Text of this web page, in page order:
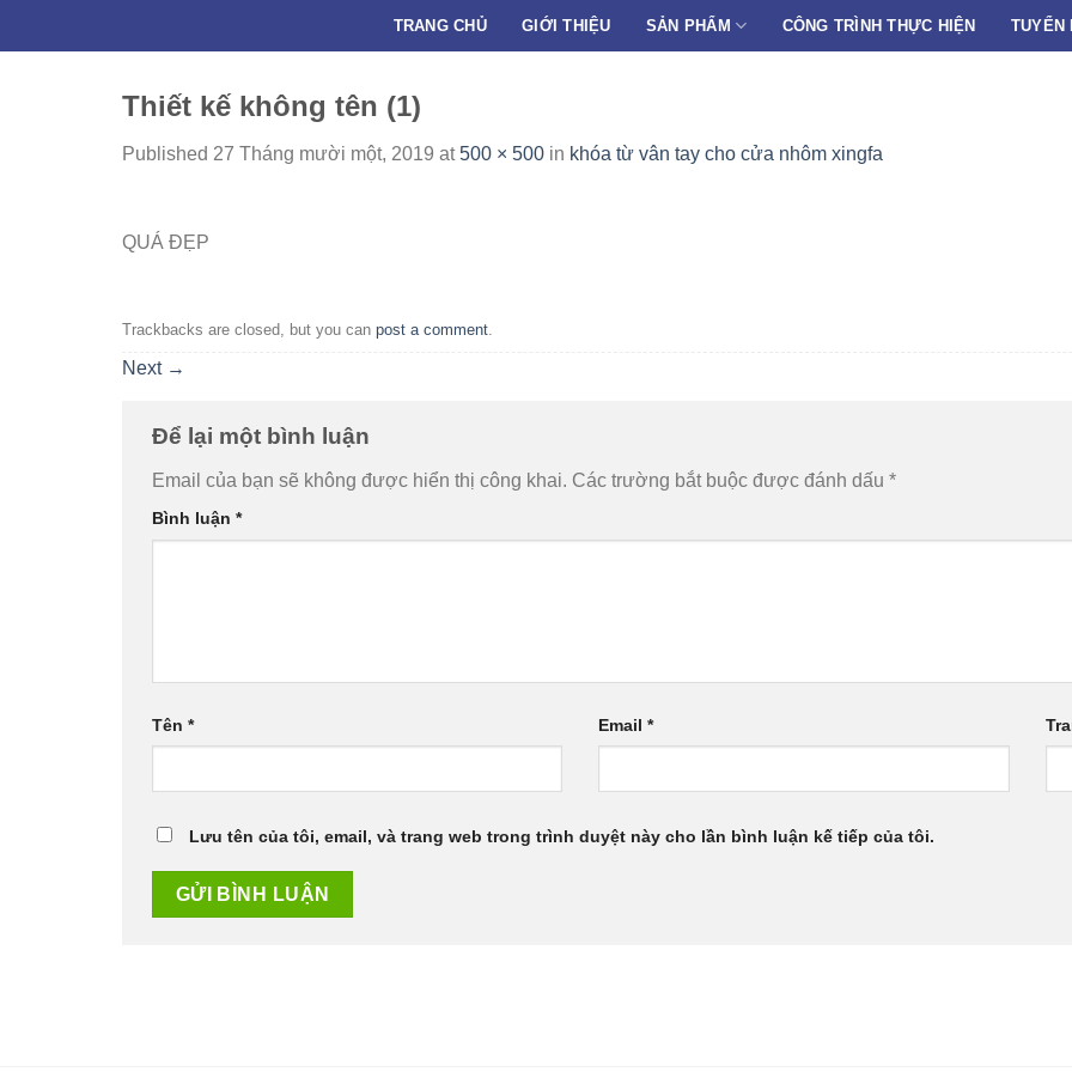
TRANG CHỦ GIỚI THIỆU SẢN PHẨM CÔNG TRÌNH THỰC HIỆN TUYỂN
Thiết kế không tên (1)
Published 27 Tháng mười một, 2019 at500 × 500 in khóa từ vân tay cho cửa nhôm xingfa
QUÁ ĐẸP
Trackbacks are closed, but you can post a comment.
Next →
Để lại một bình luận
Email của bạn sẽ không được hiển thị công khai. Các trường bắt buộc được đánh dấu *
Bình luận *
Tên * Email*
Lưu tên của tôi, email, và trang web trong trình duyệt này cho lần bình luận kế tiếp của tôi.